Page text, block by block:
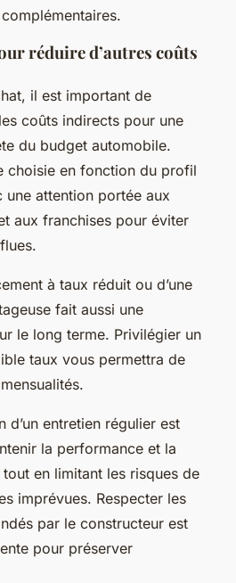
réduire d’autres coûts
il est important de
coûts indirects pour une
du budget automobile.
choisie en fonction du profil
attention portée aux
aux franchises pour éviter
à taux réduit ou d’une
fait aussi une
le long terme. Privilégier un
taux vous permettra de
d’un entretien régulier est
la performance et la
en limitant les risques de
imprévues. Respecter les
par le constructeur est
pour préserver